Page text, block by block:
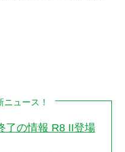
ュース！
了の情報 R8 II登場